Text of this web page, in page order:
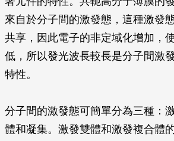
來自於分子間的激發態，這種激發
共享，因此電子的非定域化增加，
低，所以發光波長較長是分子間激
特性。
分子間的激發態可簡單分為三種：
體和凝集。激發雙體和激發複合體